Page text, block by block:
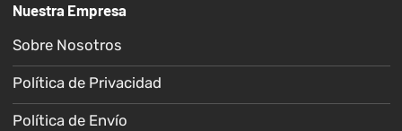
Nuestra Empresa
Sobre Nosotros
Política de Privacidad
Política de Envío